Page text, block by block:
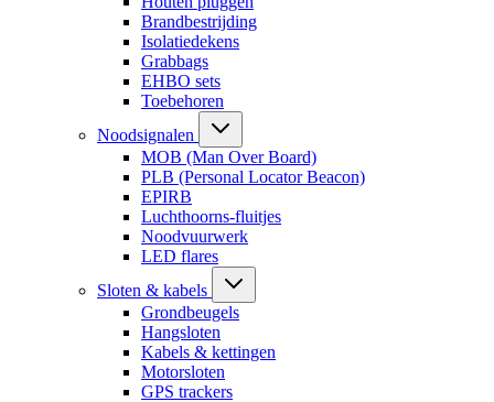
Brandbestrijding
Isolatiedekens
Grabbags
EHBO sets
Toebehoren
Noodsignalen
MOB (Man Over Board)
PLB (Personal Locator Beacon)
EPIRB
Luchthoorns-fluitjes
Noodvuurwerk
LED flares
Sloten & kabels
Grondbeugels
Hangsloten
Kabels & kettingen
Motorsloten
GPS trackers